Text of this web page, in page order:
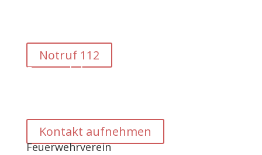
Notruf 112
Feuerwehrhaus
Kontakt aufnehmen
Feuerwehrverein